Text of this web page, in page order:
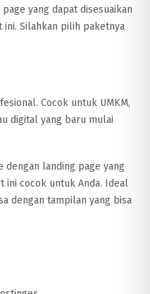
yang dapat disesuaikan
ini. Silahkan pilih paketnya
Cocok untuk UMKM,
digital yang baru mulai
dengan landing page yang
ini cocok untuk Anda. Ideal
dengan tampilan yang bisa